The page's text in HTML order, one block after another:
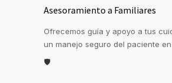
Asesoramiento a Familiares
Ofrecemos guía y apoyo a tus
un manejo seguro del paciente
🛡️